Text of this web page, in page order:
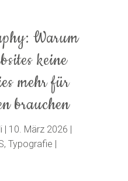
Warum
keine
mehr für
brauchen
10. März 2026
,Typografie